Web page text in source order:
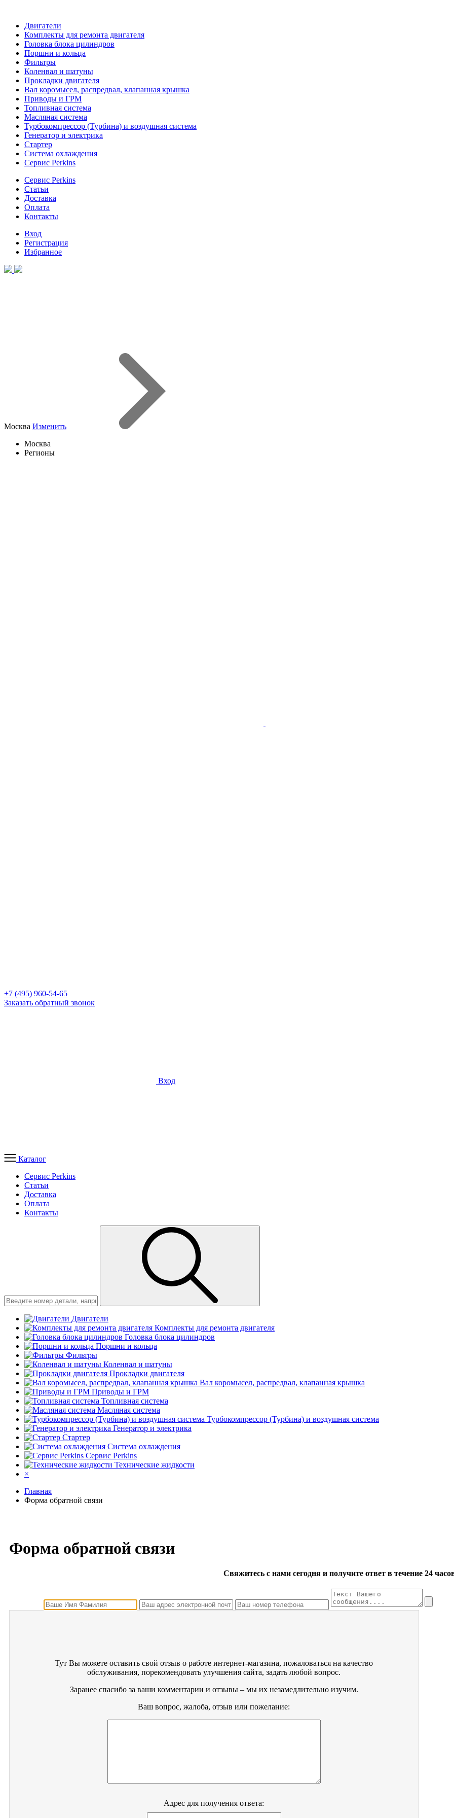
Двигатели
Комплекты для ремонта двигателя
Головка блока цилиндров
Поршни и кольца
Фильтры
Коленвал и шатуны
Прокладки двигателя
Вал коромысел, распредвал, клапанная крышка
Приводы и ГРМ
Топливная система
Масляная система
Турбокомпрессор (Турбина) и воздушная система
Генератор и электрика
Стартер
Система охлаждения
Сервис Perkins
Сервис Perkins
Статьи
Доставка
Оплата
Контакты
Вход
Регистрация
Избранное
Москва Изменить
Москва
Регионы
+7 (495) 960-54-65
Заказать обратный звонок
Вход
Каталог
Сервис Perkins
Статьи
Доставка
Оплата
Контакты
Двигатели
Комплекты для ремонта двигателя
Головка блока цилиндров
Поршни и кольца
Фильтры
Коленвал и шатуны
Прокладки двигателя
Вал коромысел, распредвал, клапанная крышка
Приводы и ГРМ
Топливная система
Масляная система
Турбокомпрессор (Турбина) и воздушная система
Генератор и электрика
Стартер
Система охлаждения
Сервис Perkins
Технические жидкости
×
Главная
Форма обратной связи
Форма обратной связи
Свяжитесь с нами сегодня и получите ответ в течение 24
Тут Вы можете оставить свой отзыв о работе интернет-магазина, пожаловаться на качество
обслуживания, порекомендовать улучшения сайта, задать любой вопрос.
Заранее спасибо за ваши комментарии и отзывы – мы их незамедлительно изучим.
Ваш вопрос, жалоба, отзыв или пожелание:
Адрес для получения ответа: